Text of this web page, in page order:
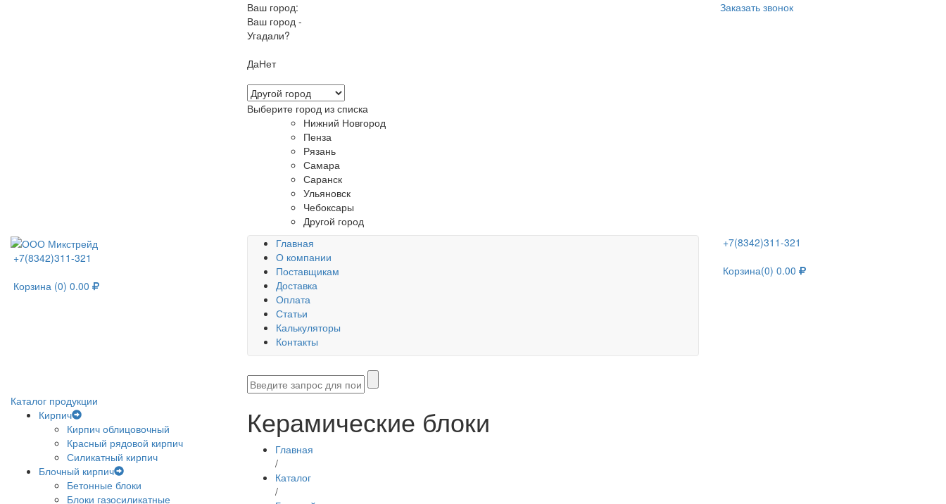
Ваш город:
Ваш город -
Угадали?
ДаНет
Выберите город из списка
Нижний Новгород
Пенза
Рязань
Самара
Саранск
Ульяновск
Чебоксары
Другой город
Заказать звонок
+7(8342)311-321
Корзина (0) 0.00
Главная
О компании
Поставщикам
Доставка
Оплата
Статьи
Калькуляторы
Контакты
+7(8342)311-321
Корзина(0) 0.00
Каталог продукции
Кирпич
Кирпич облицовочный
Красный рядовой кирпич
Силикатный кирпич
Блочный кирпич
Бетонные блоки
Блоки газосиликатные
Керамические блоки
Главная
/
Каталог
/